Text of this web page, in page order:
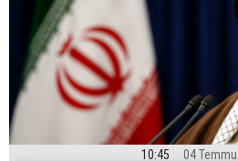
10:45 04